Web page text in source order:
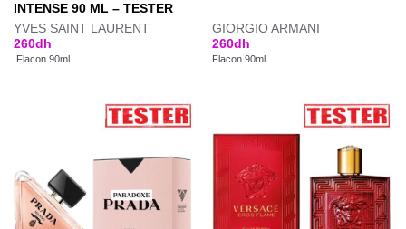
INTENSE 90 ML – TESTER
YVES SAINT LAURENT
260dh
Flacon 90ml
GIORGIO ARMANI
260dh
Flacon 90ml